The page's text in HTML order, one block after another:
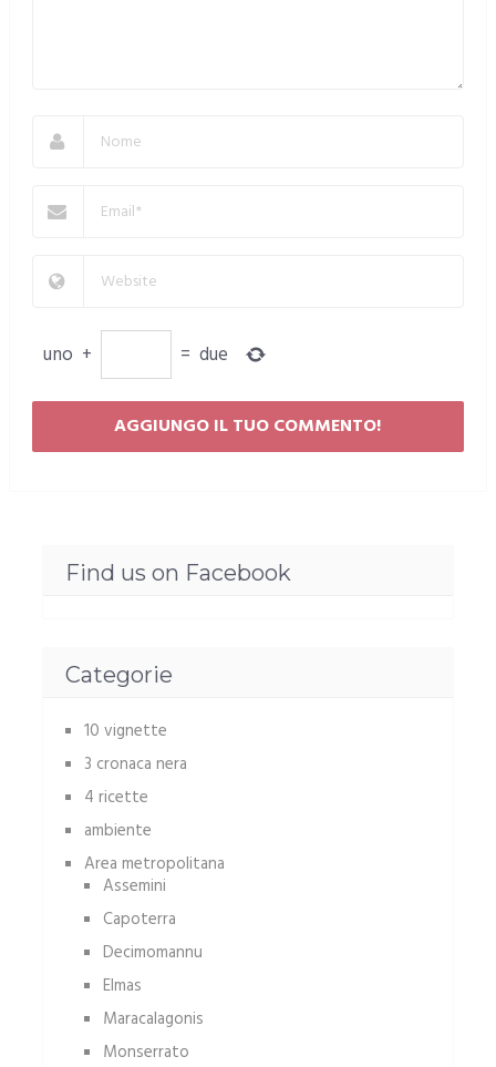
uno + = due
Find us on Facebook
Categorie
10 vignette
3 cronaca nera
4 ricette
ambiente
Area metropolitana
Assemini
Capoterra
Decimomannu
Elmas
Maracalagonis
Monserrato